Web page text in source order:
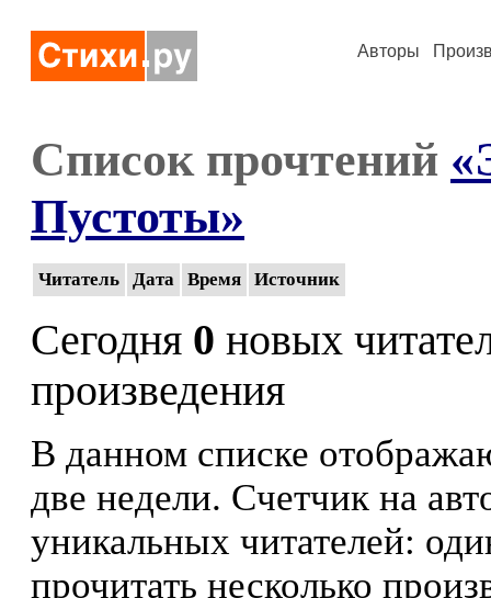
Авторы
Список прочтений
Пустоты»
Читатель Дата Время Источник
Сегодня 0 новых
произведения
В данном списке
две недели. Счетчик на
уникальных читателей:
прочитать несколько